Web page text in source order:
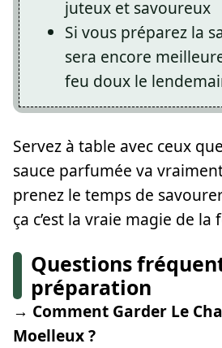
juteux et savoureux
Si vous préparez la
sera encore
feu doux le
Servez à table avec ceux
sauce parfumée va
prenez le temps de
ça c’est la vraie magie de la
Questions
préparation
→ Comment Garder Le
Moelleux ?